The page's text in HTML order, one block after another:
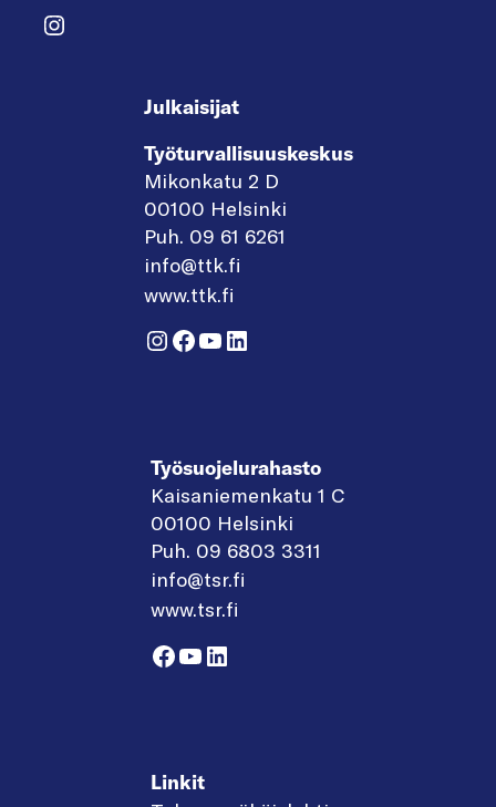
Instagram
Julkaisijat
Työturvallisuuskeskus
Mikonkatu 2 D
00100 Helsinki
Puh. 09 61 6261
info@ttk.fi
www.ttk.fi
Instagram
Facebook
YouTube
LinkedIn
Työsuojelurahasto
Kaisaniemenkatu 1 C
00100 Helsinki
Puh. 09 6803 3311
info@tsr.fi
www.tsr.fi
Facebook
YouTube
LinkedIn
Linkit